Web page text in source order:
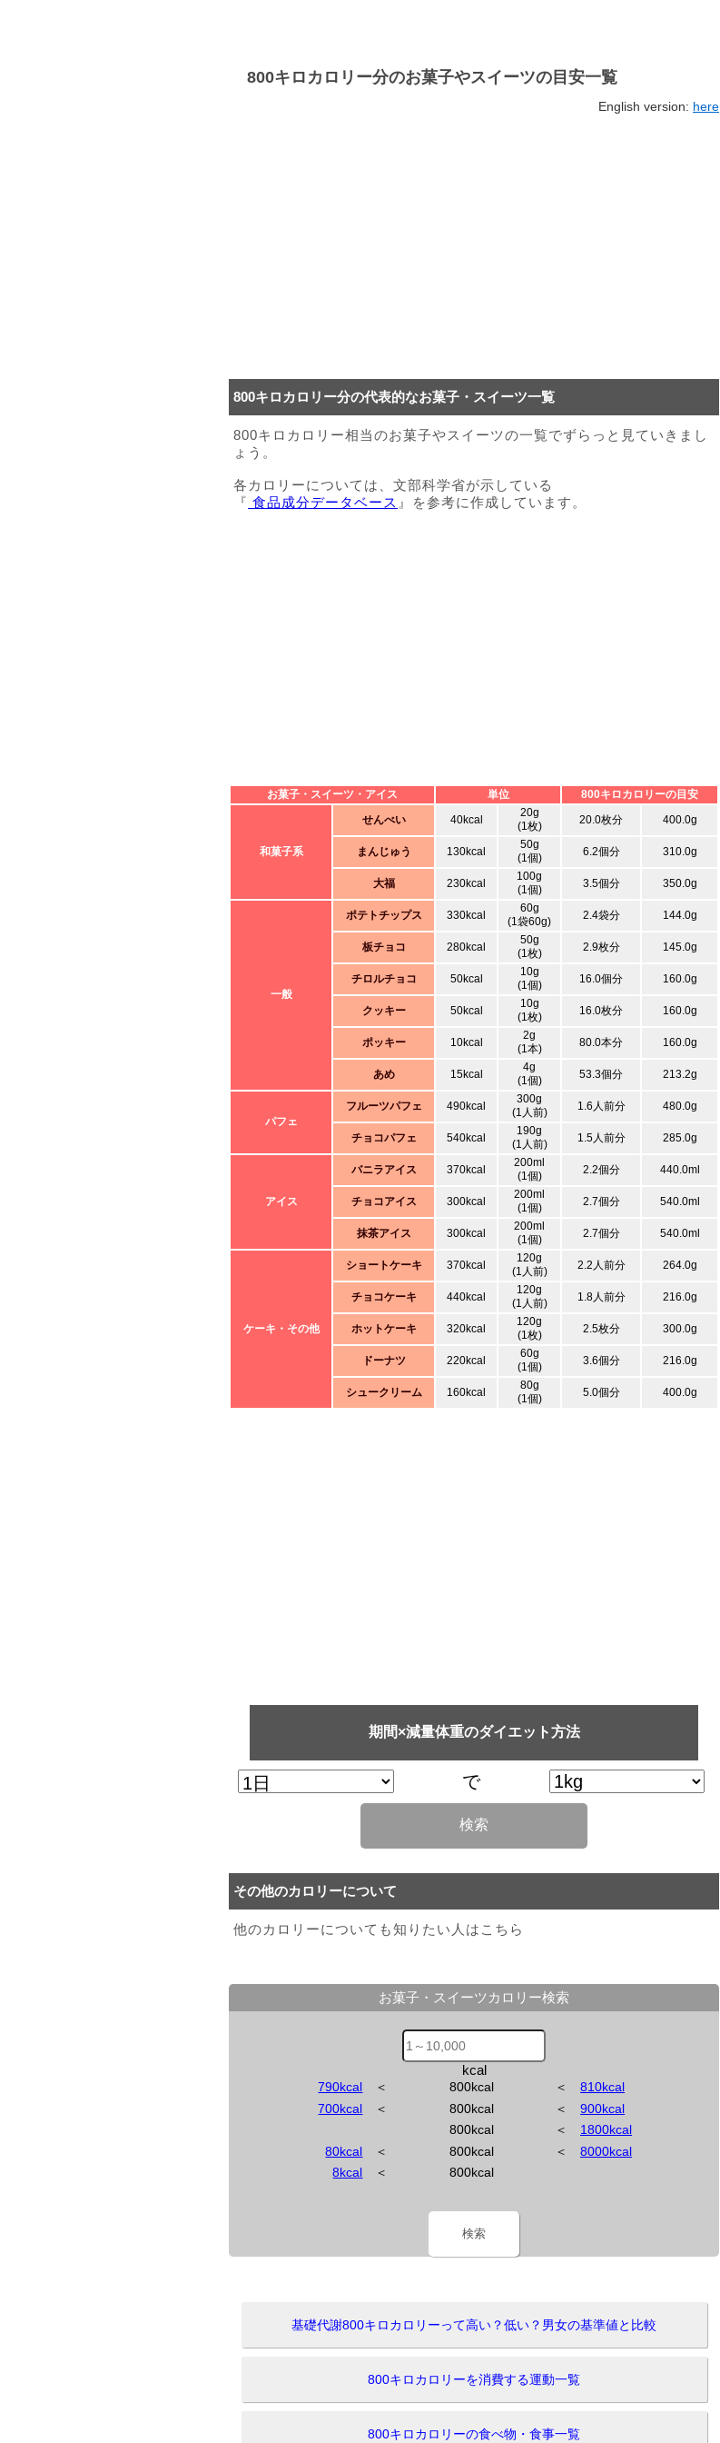
800キロカロリー分のお菓子やスイーツの目安一覧
English version: here
800キロカロリー分の代表的なお菓子・スイーツ一覧
800キロカロリー相当のお菓子やスイーツの一覧でずらっと見ていきまし
ょう。
各カロリーについては、文部科学省が示している
『 食品成分データベース 』を参考に作成しています。
お菓子・スイーツ・アイス 単位 800キロカロリーの目安
和菓子系
せんべい 40kcal
20g
(1枚)
20.0枚分 400.0g
まんじゅう 130kcal
50g
(1個)
6.2個分 310.0g
大福 230kcal
100g
(1個)
3.5個分 350.0g
一般
ポテトチップス 330kcal
60g
(1袋60g)
2.4袋分 144.0g
板チョコ 280kcal
50g
(1枚)
2.9枚分 145.0g
チロルチョコ 50kcal
10g
(1個)
16.0個分 160.0g
クッキー 50kcal
10g
(1枚)
16.0枚分 160.0g
ポッキー 10kcal
2g
(1本)
80.0本分 160.0g
あめ 15kcal
4g
(1個)
53.3個分 213.2g
パフェ
フルーツパフェ 490kcal
300g
(1人前)
1.6人前分 480.0g
チョコパフェ 540kcal
190g
(1人前)
1.5人前分 285.0g
アイス
バニラアイス 370kcal
200ml
(1個)
2.2個分 440.0ml
チョコアイス 300kcal
200ml
(1個)
2.7個分 540.0ml
抹茶アイス 300kcal
200ml
(1個)
2.7個分 540.0ml
ケーキ・その他
ショートケーキ 370kcal
120g
(1人前)
2.2人前分 264.0g
チョコケーキ 440kcal
120g
(1人前)
1.8人前分 216.0g
ホットケーキ 320kcal
120g
(1枚)
2.5枚分 300.0g
ドーナツ 220kcal
60g
(1個)
3.6個分 216.0g
シュークリーム 160kcal
80g
(1個)
5.0個分 400.0g
期間×減量体重のダイエット方法
で
検索
その他のカロリーについて
他のカロリーについても知りたい人はこちら
お菓子・スイーツカロリー検索
kcal
790kcal ＜ 800kcal ＜810kcal
700kcal ＜ 800kcal ＜900kcal
800kcal
＜ 1800kcal
80kcal ＜ 800kcal ＜8000kcal
8kcal ＜ 800kcal
検索
基礎代謝800キロカロリーって高い？低い？男女の基準値と比較
800キロカロリーを消費する運動一覧
800キロカロリーの食べ物・食事一覧